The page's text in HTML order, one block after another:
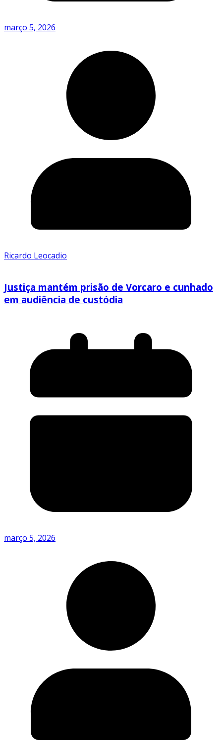
março 5, 2026
Ricardo Leocadio
Justiça mantém prisão de Vorcaro e cunhado
em audiência de custódia
março 5, 2026